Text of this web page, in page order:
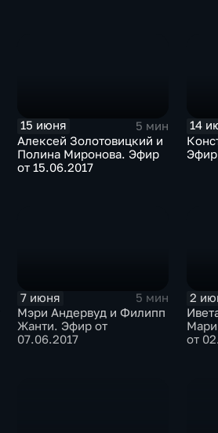
15 июня
5 мин
Алексей Золотовицкий и
Полина Миронова. Эфир
от 15.06.2017
14
Эфир
7 июня
5 мин
Мэри Андервуд и Филипп
Жанти. Эфир от
07.06.2017
2
от